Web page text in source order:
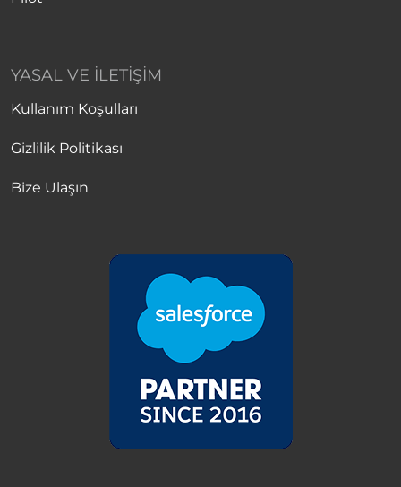
YASAL VE İLETIŞIM
Kullanım Koşulları
Gizlilik Politikası
Bize Ulaşın